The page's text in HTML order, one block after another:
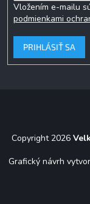
Vložením e-mailu
podmienkami
PRIHLÁSIŤ SA
Copyright 2026
Grafický návrh